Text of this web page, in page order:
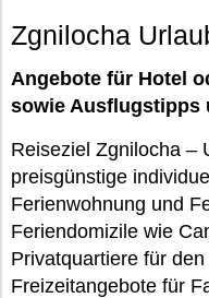
Zgnilocha
Angebote für Hotel
sowie Ausflugstipps
Reiseziel Zgnilocha –
preisgünstige
Ferienwohnung und
Feriendomizile wie
Privatquartiere für
Freizeitangebote für